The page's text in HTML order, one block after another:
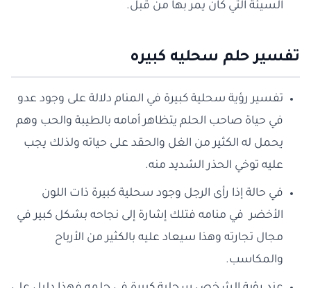
السيئة التي كان يمر بها من قبل.
تفسير حلم سحليه كبيره
تفسير رؤية سحلية كبيرة في المنام دلالة على وجود عدو
في حياة صاحب الحلم يتظاهر أمامه بالطيبة والحب وهم
يحمل له الكثير من الغل والحقد على حياته ولذلك يجب
عليه توخي الحذر الشديد منه.
في حالة إذا رأى الرجل وجود سحلية كبيرة ذات اللون
الأخضر في منامه فتلك إشارة إلى نجاحه بشكل كبير في
مجال تجارته وهذا سيعاد عليه بالكثير من الأرباح
والمكاسب.